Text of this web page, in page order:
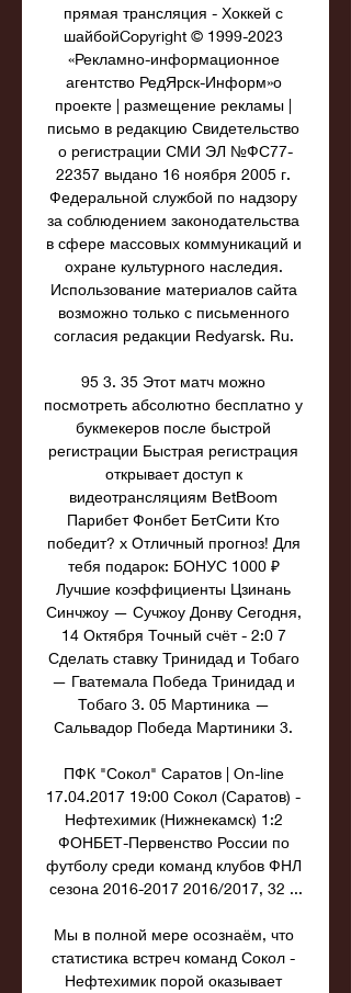
прямая трансляция - Хоккей с
шайбойCopyright © 1999-2023
«Рекламно-информационное
агентство РедЯрск-Информ»о
проекте | размещение рекламы |
письмо в редакцию Свидетельство
о регистрации СМИ ЭЛ №ФС77-
22357 выдано 16 ноября 2005 г.
Федеральной службой по надзору
за соблюдением законодательства
в сфере массовых коммуникаций и
охране культурного наследия.
Использование материалов сайта
возможно только с письменного
согласия редакции Redyarsk. Ru.
95 3. 35 Этот матч можно
посмотреть абсолютно бесплатно у
букмекеров после быстрой
регистрации Быстрая регистрация
открывает доступ к
видеотрансляциям BetBoom
Парибет Фонбет БетСити Кто
победит? x Отличный прогноз! Для
тебя подарок: БОНУС 1000 ₽
Лучшие коэффициенты Цзинань
Синчжоу — Сучжоу Донву Сегодня,
14 Октября Точный счёт - 2:0 7
Сделать ставку Тринидад и Тобаго
— Гватемала Победа Тринидад и
Тобаго 3. 05 Мартиника —
Сальвадор Победа Мартиники 3.
ПФК "Сокол" Саратов | On-line
17.04.2017 19:00 Сокол (Саратов) -
Нефтехимик (Нижнекамск) 1:2
ФОНБЕТ-Первенство России по
футболу среди команд клубов ФНЛ
сезона 2016-2017 2016/2017, 32 ...
Мы в полной мере осознаём, что
статистика встреч команд Сокол -
Нефтехимик порой оказывает